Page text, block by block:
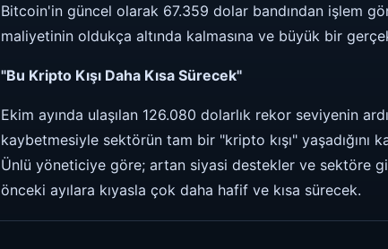
Bitcoin'in güncel olarak 67.359 dolar bandından işlem
maliyetinin oldukça altında kalmasına ve büyük bir
"Bu Kripto Kışı Daha Kısa Sürecek"
Ekim ayında ulaşılan 126.080 dolarlık rekor seviyenin
kaybetmesiyle sektörün tam bir "kripto kışı"
Ünlü yöneticiye göre; artan siyasi destekler ve sektöre
önceki ayılara kıyasla çok daha hafif ve kısa sürecek.